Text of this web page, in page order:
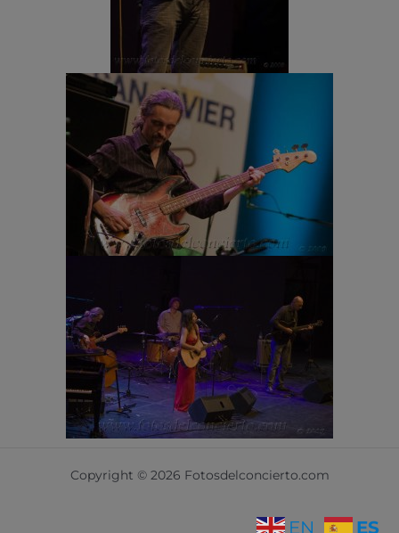
Copyright © 2026 Fotosdelconcierto.com
EN ES